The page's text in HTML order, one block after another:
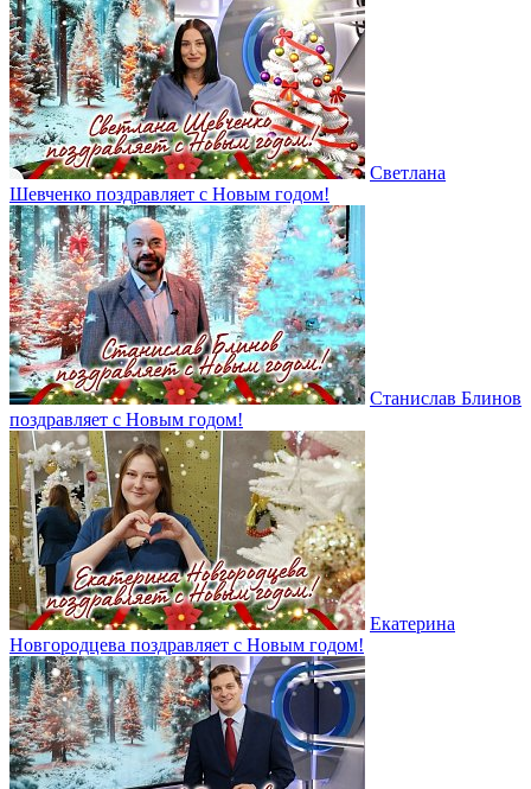
Светлана
Шевченко поздравляет с Новым годом!
Станислав Блинов
поздравляет с Новым годом!
Екатерина
Новгородцева поздравляет с Новым годом!